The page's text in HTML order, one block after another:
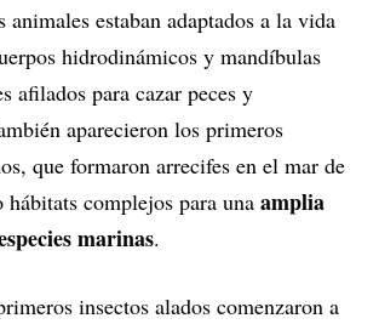
animales estaban adaptados a la vida
hidrodinámicos y mandíbulas
afilados para cazar peces y
aparecieron los primeros
que formaron arrecifes en el mar de
hábitats complejos para una amplia
marinas.
insectos alados comenzaron a